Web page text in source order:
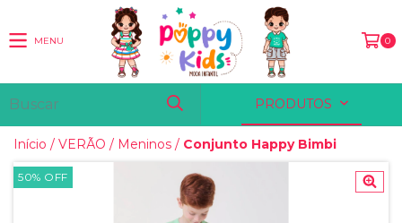
MENU 0
PRODUTOS
Início / VERÃO / Meninos / Conjunto Happy Bimbi
50% OFF